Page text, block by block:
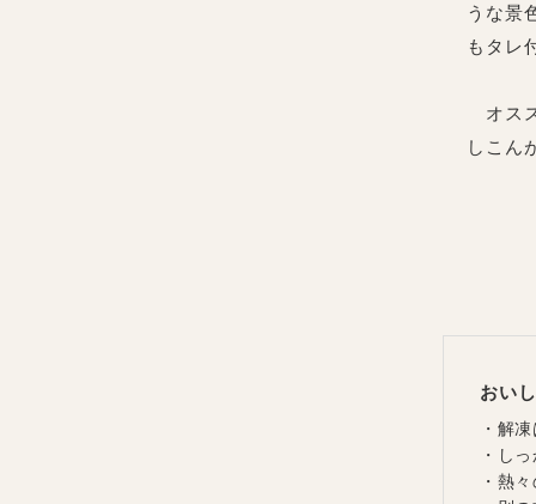
うな景
もタレ
オス
しこん
おい
・解
・し
・熱